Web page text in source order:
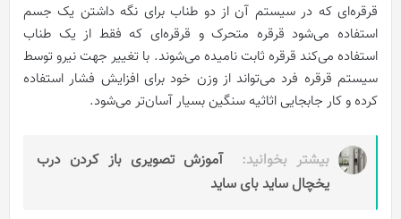
قرقره‌ای که در سیستم آن از دو طناب برای نگه داشتن یک جسم
استفاده می‌شود قرقره متحرک و قرقره‌ای که فقط از یک طناب
استفاده می‌کند قرقره ثابت نامیده می‌شوند. با تغییر جهت نیرو توسط
سیستم قرقره فرد می‌تواند از وزن خود برای افزایش فشار استفاده
کرده و کار جابجایی اثاثیه سنگین بسیار آسان‌تر می‌شود.
بیشتر بخوانید:
آموزش تصویری باز کردن درب
یخچال ساید بای ساید